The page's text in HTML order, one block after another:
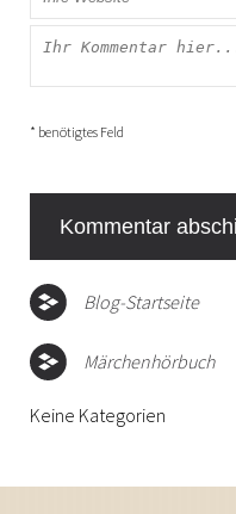
* benötigtes Feld
Blog-Startseite
Märchenhörbuch
Keine Kategorien